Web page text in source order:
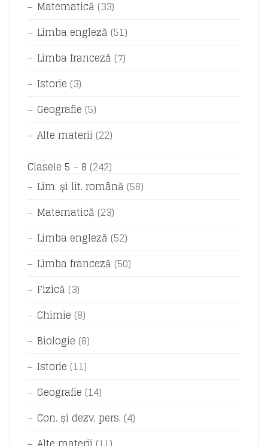
Matematică (33)
Limba engleză (51)
Limba franceză (7)
Istorie (3)
Geografie (5)
Alte materii (22)
Clasele 5 – 8 (242)
Lim. și lit. română (58)
Matematică (23)
Limba engleză (52)
Limba franceză (50)
Fizică (3)
Chimie (8)
Biologie (8)
Istorie (11)
Geografie (14)
Con. și dezv. pers. (4)